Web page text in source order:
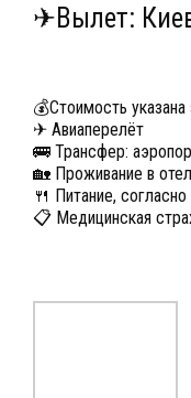
✈Вылет:
💰Стоимость
✈ Авиаперелёт
🚌 Трансфер:
🏡 Проживание в
🍴 Питание,
📋 Медицинская